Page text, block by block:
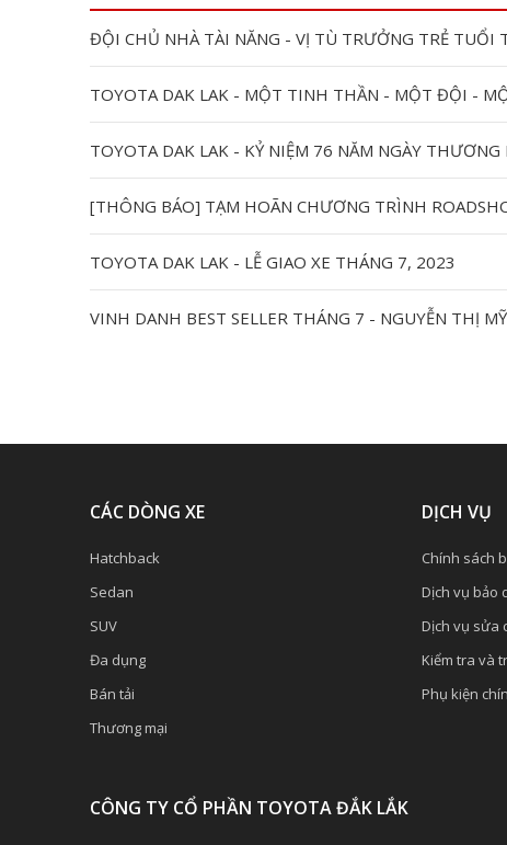
TOYOTA DAK LAK - MỘT TINH THẦN - MỘT ĐỘI -
TOYOTA DAK LAK - KỶ NIỆM 76 NĂM NGÀY
[THÔNG BÁO] TẠM HOÃN CHƯƠNG TRÌNH
TOYOTA DAK LAK - LỄ GIAO XE THÁNG 7, 2023
VINH DANH BEST SELLER THÁNG 7 - NGUYỄN THỊ
CÁC DÒNG XE
Hatchback
Sedan
SUV
Đa dụng
Bán tải
Thương mại
DỊCH VỤ
Chính sách
Dịch vụ bảo
Dịch vụ sửa
Kiểm tra và
Phụ kiện
CÔNG TY CỔ PHẦN TOYOTA ĐẮK LẮK